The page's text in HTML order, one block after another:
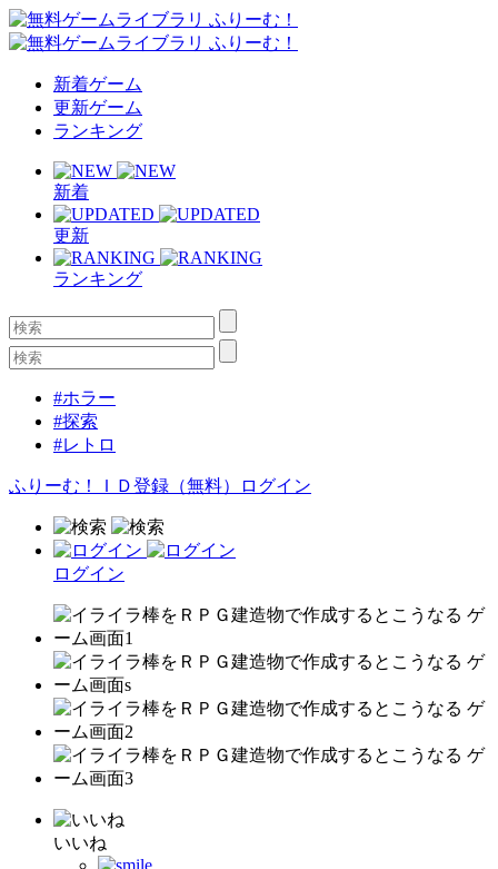
新着ゲーム
更新ゲーム
ランキング
新着
更新
ランキング
#ホラー
#探索
#レトロ
ふりーむ！ＩＤ登録（無料） ログイン
ログイン
いいね